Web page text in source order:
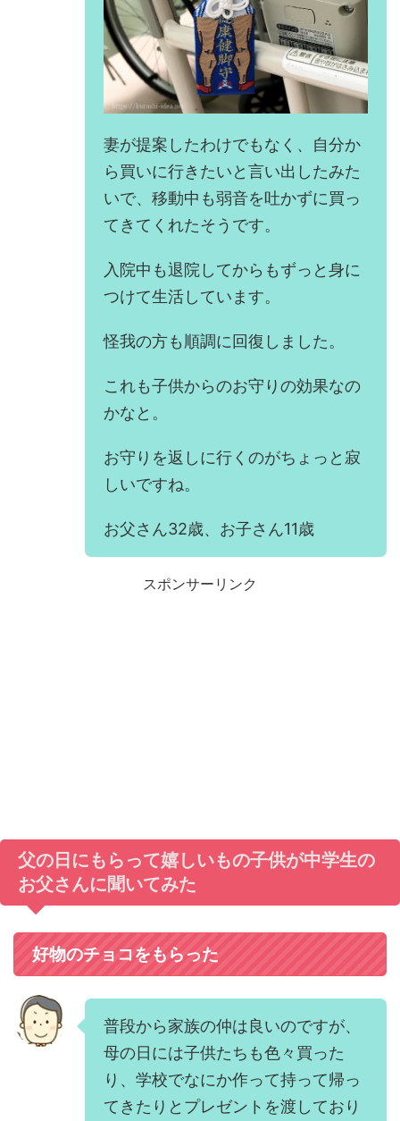
妻が提案したわけでもなく、自分か
ら買いに行きたいと言い出したみた
いで、移動中も弱音を吐かずに買っ
てきてくれたそうです。
入院中も退院してからもずっと身に
つけて生活しています。
怪我の方も順調に回復しました。
これも子供からのお守りの効果なの
かなと。
お守りを返しに行くのがちょっと寂
しいですね。
お父さん32歳、お子さん11歳
スポンサーリンク
父の日にもらって嬉しいもの子供が中学生の
お父さんに聞いてみた
好物のチョコをもらった
普段から家族の仲は良いのですが、
母の日には子供たちも色々買った
り、学校でなにか作って持って帰っ
てきたりとプレゼントを渡しており